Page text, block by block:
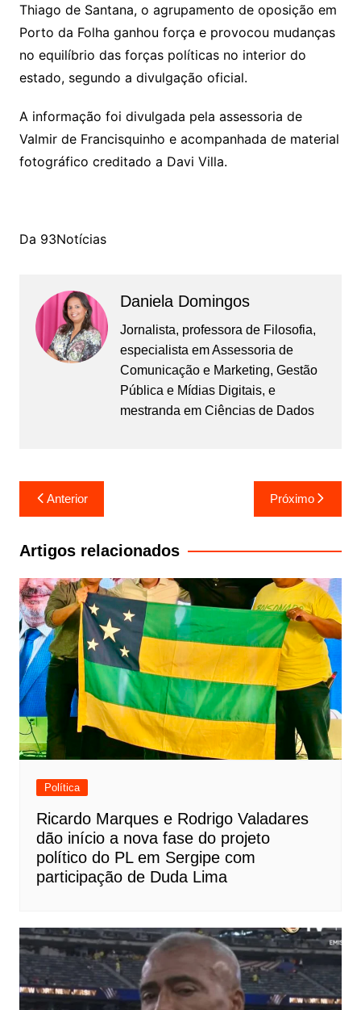
Thiago de Santana, o agrupamento de oposição em
Porto da Folha ganhou força e provocou mudanças
no equilíbrio das forças políticas no interior do
estado, segundo a divulgação oficial.
A informação foi divulgada pela assessoria de
Valmir de Francisquinho e acompanhada de material
fotográfico creditado a Davi Villa.
Da 93Notícias
Daniela Domingos
Jornalista, professora de Filosofia,
especialista em Assessoria de
Comunicação e Marketing, Gestão
Pública e Mídias Digitais, e
mestranda em Ciências de Dados
Navegação
de
Post
Anterior Próximo
Artigos relacionados
Política
Ricardo Marques e Rodrigo Valadares
dão início a nova fase do projeto
político do PL em Sergipe com
participação de Duda Lima